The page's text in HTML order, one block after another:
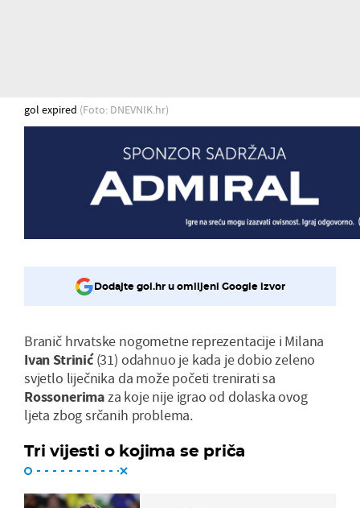
gol expired (Foto: DNEVNIK.hr)
Dodajte gol.hr u omiljeni Google izvor
Branič hrvatske nogometne reprezentacije i Milana
Ivan Strinić(31) odahnuo je kada je dobio zeleno
svjetlo liječnika da može početi trenirati sa
Rossonerimaza koje nije igrao od dolaska ovog
ljeta zbog srčanih problema.
Tri vijesti o kojima se priča